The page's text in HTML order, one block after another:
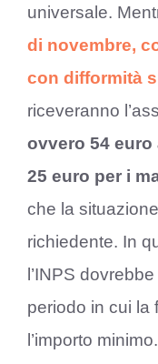
universale.
di novembre,
con difformità
riceveranno
ovvero 54 euro
25 euro per i
che la
richiedente. In
l’INPS
periodo in cui la
l’importo minimo.